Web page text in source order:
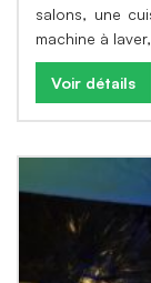
salons, une
machine à
Voir détails